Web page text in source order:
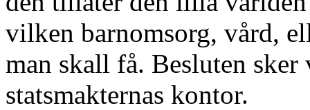
vilken barnomsorg, vård,
man skall få. Besluten
statsmakternas kontor.